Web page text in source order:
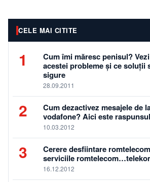
luam o gura de
CELE MAI CITITE
1
Cum îmi măresc penisul?
acestei probleme și ce soluții
sigure
28.09.2011
2
Cum dezactivez mesajele de
vodafone? Aici este
10.03.2012
3
Cerere desfiintare
serviciile
16.12.2012